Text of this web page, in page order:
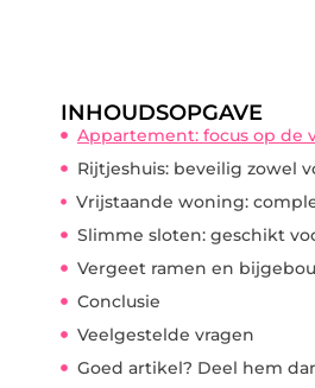
INHOUDSOPGAVE
Appartement: focus op de
Vergeet ramen en
Conclusie
Veelgestelde vragen
Goed artikel? Deel hem